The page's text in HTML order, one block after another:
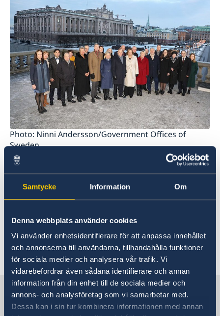
Samtycke Information Om
Denna webbplats använder cookies
Vi använder enhetsidentifierare för att anpassa innehållet
och annonserna till användarna, tillhandahålla funktioner
för sociala medier och analysera vår trafik. Vi
vidarebefordrar även sådana identifierare och annan
information från din enhet till de sociala medier och
annons- och analysföretag som vi samarbetar med.
Dessa kan i sin tur kombinera informationen med annan
Photo: Ninni Andersson/Government Offices of
Sweden
Mer information inklusive lista över de 22
statsråden finns på regeringens hemsida:
regeringen.se
> Regeringsförklaringen
avgiven av statsminister
Stefan Löfven i riksdagen, den 21 januari 2019.
Senast uppdaterad 22 jan. 2019, 13.55
Sverige i Indonesien